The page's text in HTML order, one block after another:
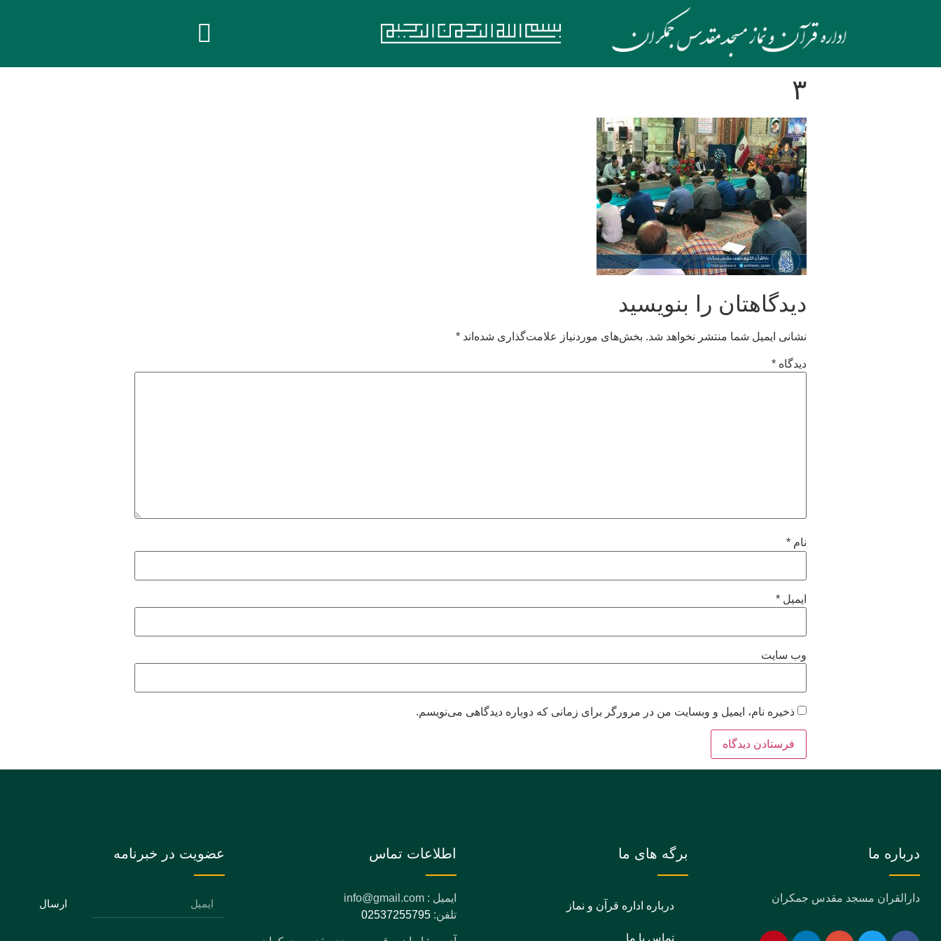
۳
دیدگاهتان را بنویسید
نشانی ایمیل شما منتشر نخواهد شد. بخش‌های موردنیاز علامت‌گذاری شده‌اند *
دیدگاه *
نام *
ایمیل *
وب‌ سایت
ذخیره نام، ایمیل و وبسایت من در مرورگر برای زمانی که دوباره دیدگاهی می‌نویسم.
درباره ما
دارالقران مسجد مقدس جمکران
برگه های ما
درباره اداره قرآن و نماز
تماس با ما
اطلاعات تماس
ایمیل : info@gmail.com
تلفن: 02537255795
عضویت در خبرنامه
ارسال